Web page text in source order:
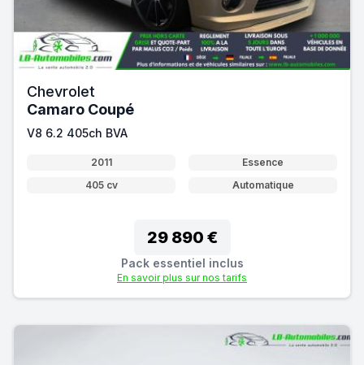
Chevrolet
Camaro Coupé
V8 6.2 405ch BVA
2011
Essence
405 cv
Automatique
29 890 €
Pack essentiel inclus
En savoir plus sur nos tarifs